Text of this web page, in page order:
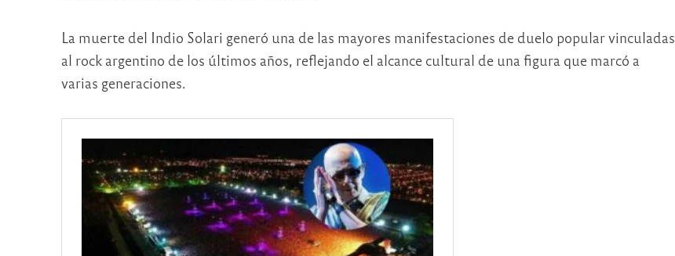
La muerte del Indio Solari generó una de las mayores manifestaciones de duelo popular vinculadas
al rock argentino de los últimos años, reflejando el alcance cultural de una figura que marcó a
varias generaciones.